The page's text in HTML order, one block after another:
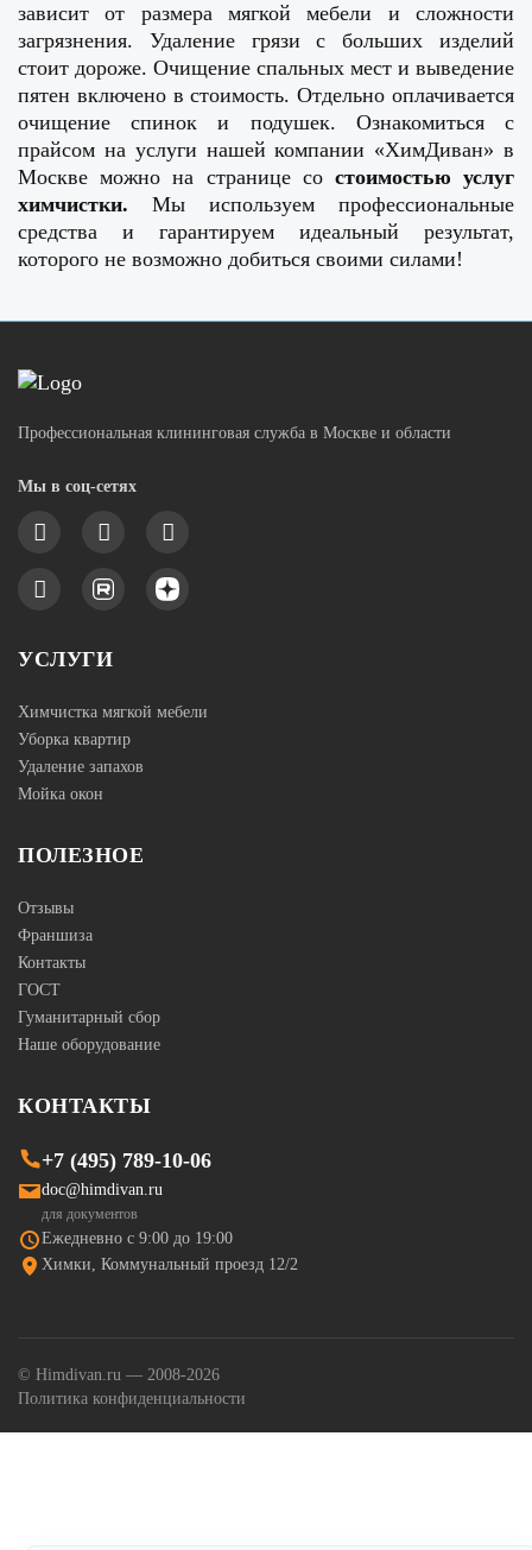
зависит от размера мягкой мебели и сложности
загрязнения. Удаление грязи с больших изделий
стоит дороже. Очищение спальных мест и выведение
пятен включено в стоимость. Отдельно оплачивается
очищение спинок и подушек. Ознакомиться с
прайсом на услуги нашей компании «ХимДиван» в
Москве можно на странице со стоимостью услуг
химчистки. Мы используем профессиональные
средства и гарантируем идеальный результат,
которого не возможно добиться своими силами!
Профессиональная клининговая служба в Москве и области
Мы в соц-сетях
УСЛУГИ
Химчистка мягкой мебели
Уборка квартир
Удаление запахов
Мойка окон
ПОЛЕЗНОЕ
Отзывы
Франшиза
Контакты
ГОСТ
Гуманитарный сбор
Наше оборудование
КОНТАКТЫ
+7 (495) 789-10-06
doc@himdivan.ru
для документов
Ежедневно с 9:00 до 19:00
Химки, Коммунальный проезд 12/2
© Himdivan.ru — 2008-2026
Политика конфиденциальности